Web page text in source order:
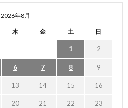
2026年8月
木 金 土 日
1 2
6 7 8 9
13 14 15 16
20 21 22 23